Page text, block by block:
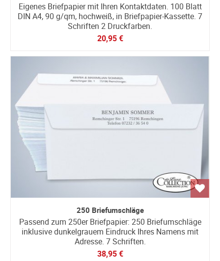
Eigenes Briefpapier mit Ihren Kontaktdaten. 100 Blatt
DIN A4, 90 g/qm, hochweiß, in Briefpapier-Kassette. 7
Schriften 2 Druckfarben.
20,95 €
250 Briefumschläge
Passend zum 250er Briefpapier: 250 Briefumschläge
inklusive dunkelgrauem Eindruck Ihres Namens mit
Adresse. 7 Schriften.
38,95 €